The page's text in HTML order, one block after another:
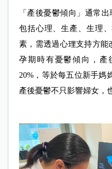
「產後憂鬱傾向」通常
包括心理、生產、生理
素，需透過心理支持方能
孕期時有憂鬱傾向，產
20%，等於每五位新手媽
產後憂鬱不只影響婦女，